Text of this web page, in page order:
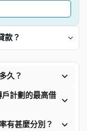
款？
久？ 
計劃的最高借

有甚麼分別？ 